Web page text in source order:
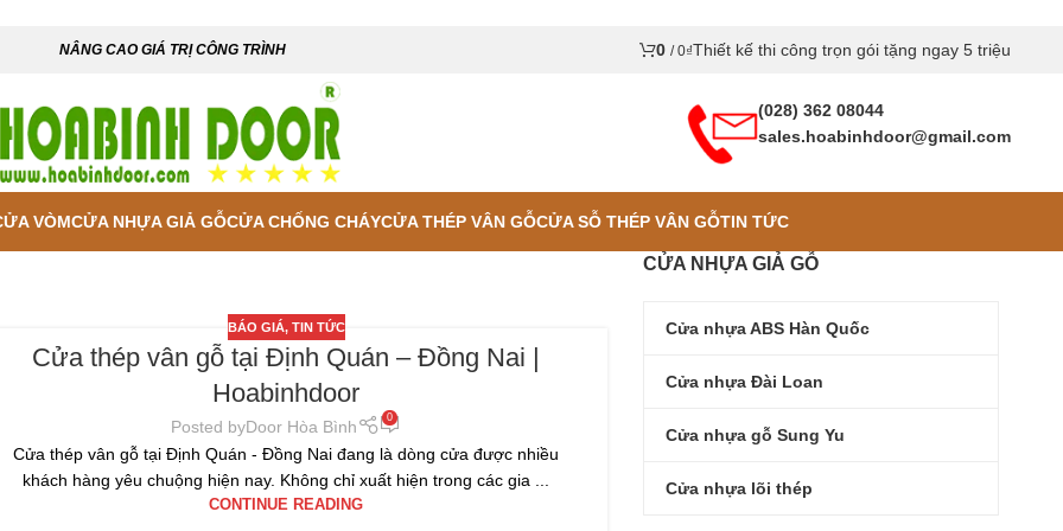
NÂNG CAO GIÁ TRỊ CÔNG TRÌNH 0 / 0₫Thiết kế thi công trọn gói tặng ngay 5 triệu
(028) 362 08044
sales.hoabinhdoor@gmail.com
VÒMCỬA NHỰA GIẢ GỖCỬA CHỐNG CHÁYCỬA THÉP VÂN GỖCỬA SỖ THÉP VÂN GỖTIN TỨC
BÁO GIÁ, TIN TỨC
Cửa thép vân gỗ tại Định Quán – Đồng Nai |
Hoabinhdoor
Posted byDoor Hòa Bình 0
Cửa thép vân gỗ tại Định Quán - Đồng Nai đang là dòng cửa được nhiều
khách hàng yêu chuộng hiện nay. Không chỉ xuất hiện trong các gia ...
CONTINUE READING
CỬA NHỰA GIẢ GỖ
Cửa nhựa ABS Hàn Quốc
Cửa nhựa Đài Loan
Cửa nhựa gỗ Sung Yu
Cửa nhựa lõi thép